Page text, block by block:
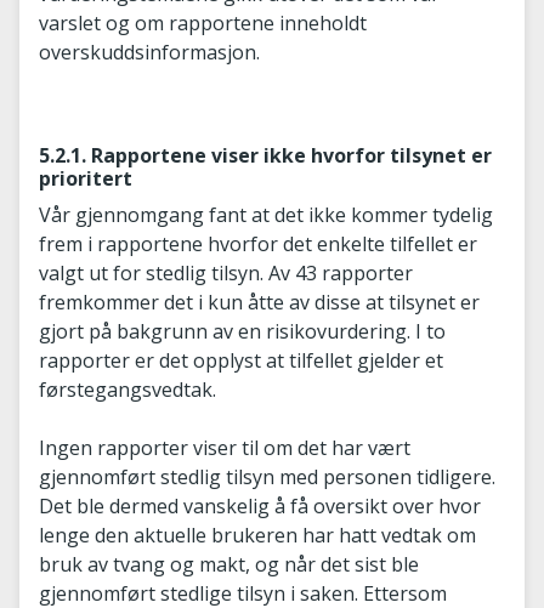
varslet og om rapportene inneholdt
overskuddsinformasjon.
5.2.1. Rapportene viser ikke hvorfor tilsynet er
prioritert
Vår gjennomgang fant at det ikke kommer tydelig
frem i rapportene hvorfor det enkelte tilfellet er
valgt ut for stedlig tilsyn. Av 43 rapporter
fremkommer det i kun åtte av disse at tilsynet er
gjort på bakgrunn av en risikovurdering. I to
rapporter er det opplyst at tilfellet gjelder et
førstegangsvedtak.
Ingen rapporter viser til om det har vært
gjennomført stedlig tilsyn med personen tidligere.
Det ble dermed vanskelig å få oversikt over hvor
lenge den aktuelle brukeren har hatt vedtak om
bruk av tvang og makt, og når det sist ble
gjennomført stedlige tilsyn i saken. Ettersom